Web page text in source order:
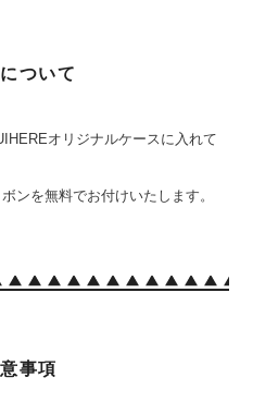
ついて
オリジナルケースに入れて
ンを無料でお付けいたします。
事項